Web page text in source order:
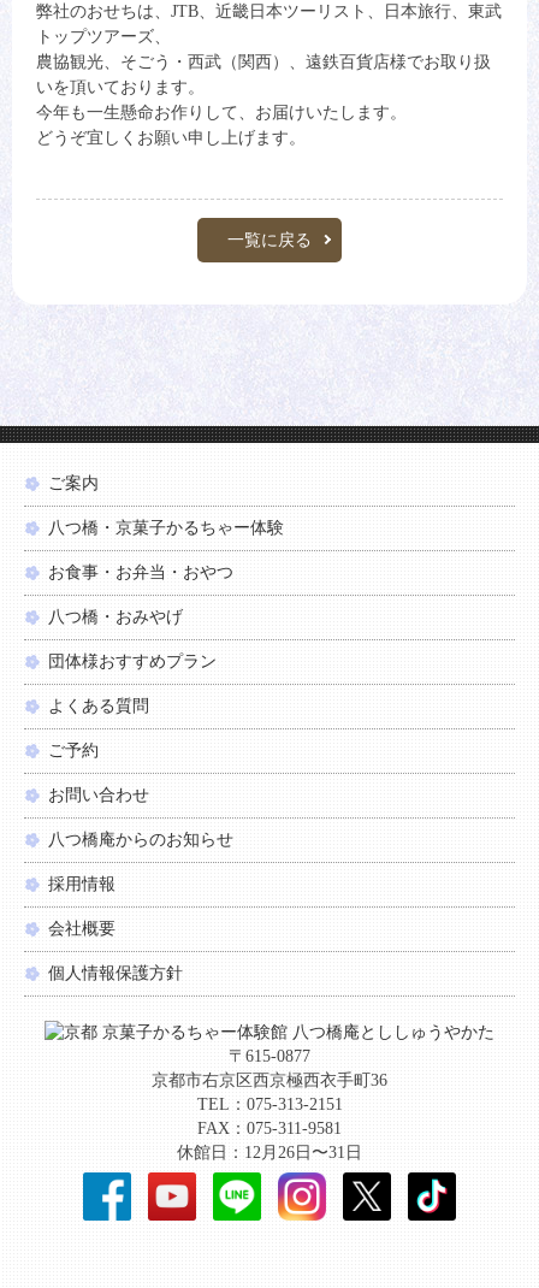
弊社のおせちは、JTB、近畿日本ツーリスト、日本旅行、東武
トップツアーズ、
農協観光、そごう・西武（関西）、遠鉄百貨店様でお取り扱
いを頂いております。
今年も一生懸命お作りして、お届けいたします。
どうぞ宜しくお願い申し上げます。
一覧に戻る
ご案内
八つ橋・京菓子かるちゃー体験
お食事・お弁当・おやつ
八つ橋・おみやげ
団体様おすすめプラン
よくある質問
ご予約
お問い合わせ
八つ橋庵からのお知らせ
採用情報
会社概要
個人情報保護方針
〒615-0877
京都市右京区西京極西衣手町36
TEL：075-313-2151
FAX：075-311-9581
休館日：12月26日〜31日